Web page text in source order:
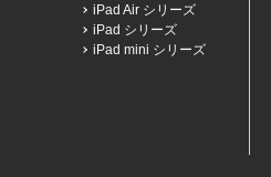
iPad Air シリーズ
iPad シリーズ
iPad mini シリーズ